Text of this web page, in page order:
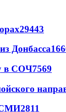
29443
Донбасса
в СОЧ7569
СМИ2811